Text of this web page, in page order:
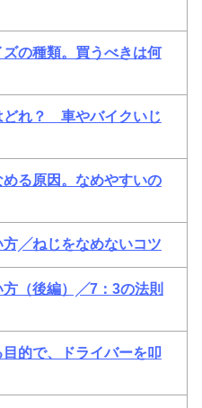
の種類。買うべきは何
どれ？ 車やバイクいじ
る原因。なめやすいの
方╱ねじをなめないコツ
（後編）╱7：3の法則
的で、ドライバーを叩